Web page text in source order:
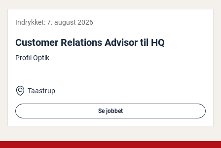
Indrykket:7. august 2026
Customer Relations Advisor til HQ
Profil Optik
Taastrup
Se jobbet